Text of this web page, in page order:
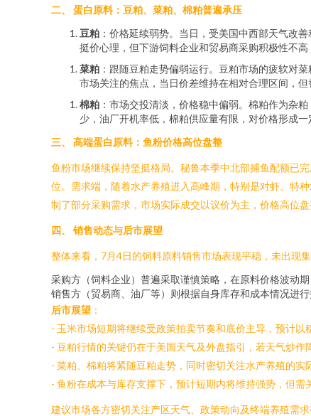
二、 蛋白原料：豆粕、菜粕、棉粕普遍承压
豆粕 ：价格延续弱势。当日，受美国中西部天气改
挺价心理，但下游饲料企业和贸易商采购积极性不
菜粕 ：跟随豆粕走势偏弱运行。豆粕市场的疲软对
市场关注的焦点，当日价差维持在相对合理区间，
棉粕 ：市场交投清淡，价格稳中偏弱。棉粕作为杂
少，油厂开机率低，棉粕供应量有限，对价格形成
三、 高端蛋白原料：鱼粉价格高位盘整
鱼粉市场继续保持坚挺格局。秘鲁本季中北部捕鱼配额已
位。需求端，随着水产养殖进入高峰期，特别是对虾、特
制了部分采购需求，市场实际成交以议价为主，价格高位盘
四、 销售动态与后市展望
整体来看，7月4日的饲料原料销售市场表现平稳，未出现集
采购方（饲料企业）普遍采取谨慎策略，在原料价格波动
销售方（贸易商、油厂等）则根据自身库存和成本情况进
后市展望 ：
- 玉米市场短期将继续受政策拍卖节奏和底价主导，预计以
- 豆粕行情的关键仍在于美国天气及外盘指引，若天气炒作
- 菜粕、棉粕将紧随豆粕走势，同时密切关注水产养殖的实
- 鱼粉在成本与库存支撑下，预计短期内将维持强势，但需
建议市场各方密切关注产区天气、政策动向及终端养殖需